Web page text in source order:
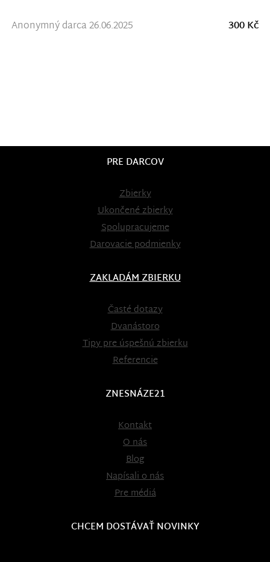
Anonymný darca 26.06.2025 300 Kč
PRE DARCOV
Zbierky
Ukončené zbierky
Spolupracujeme
Darovacie podmienky
ZAKLADÁM ZBIERKU
Časté dotazy
Dvanástoro
Tipy pre úspešnú zbierku
Referencie
ZNESNÁZE21
Kontakt
O nás
Blog
Napísali o nás
Pre médiá
CHCEM DOSTÁVAŤ NOVINKY